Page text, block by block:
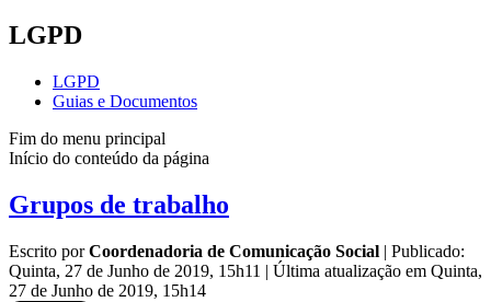
LGPD
LGPD
Guias e Documentos
Fim do menu principal
Início do conteúdo da página
Grupos de trabalho
Escrito porCoordenadoria de Comunicação Social | Publicado:
Quinta, 27 de Junho de 2019, 15h11 | Última atualização em Quinta,
27 de Junho de 2019, 15h14